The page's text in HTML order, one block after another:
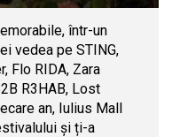
într-un
vedea pe STING,
Flo RIDA, Zara
R3HAB, Lost
an, Iulius Mall
și ți-a